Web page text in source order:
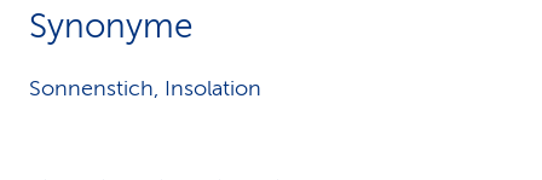
Synonyme
Sonnenstich, Insolation